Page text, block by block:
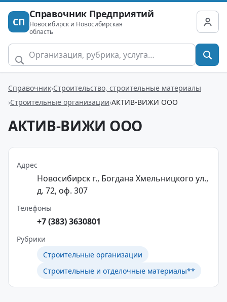
СП
Справочник Предприятий
Новосибирск и Новосибирская
область
Справочник Строительство, строительные материалы
Строительные организации АКТИВ-ВИЖИ ООО
АКТИВ-ВИЖИ ООО
Адрес
Новосибирск г., Богдана Хмельницкого ул.,
д. 72, оф. 307
Телефоны
+7 (383) 3630801
Рубрики
Строительные организации
Строительные и отделочные материалы**